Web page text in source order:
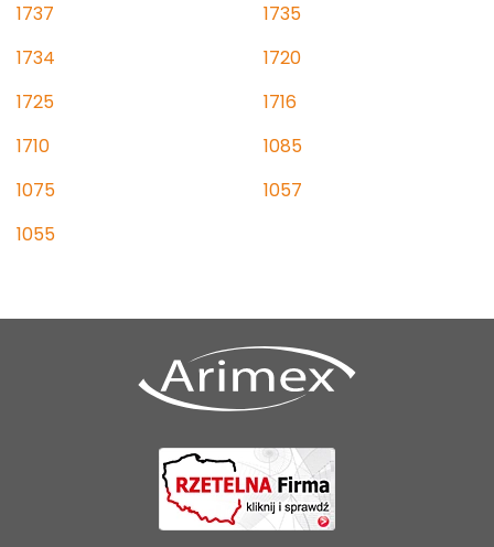
1737
1735
1734
1720
1725
1716
1710
1085
1075
1057
1055